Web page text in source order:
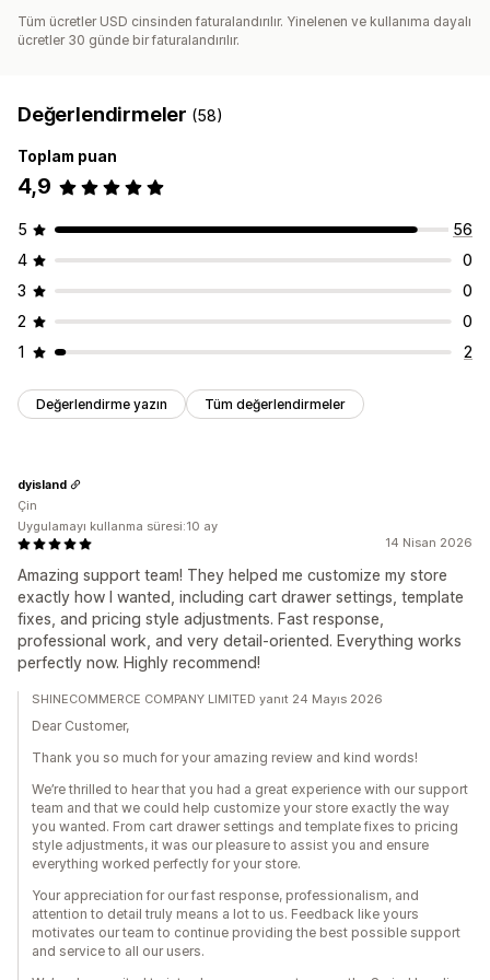
Tüm ücretler USD cinsinden faturalandırılır. Yinelenen ve kullanıma dayalı
ücretler 30 günde bir faturalandırılır.
Değerlendirmeler (58)
Toplam puan
4,9
5
56
4
0
3
0
2
0
1
2
Değerlendirme yazın Tüm değerlendirmeler
14 Nisan 2026
Amazing support team! They helped me customize my store
exactly how I wanted, including cart drawer settings, template
fixes, and pricing style adjustments. Fast response,
professional work, and very detail-oriented. Everything works
perfectly now. Highly recommend!
dyisland
Çin
Uygulamayı kullanma süresi:10 ay
SHINECOMMERCE COMPANY LIMITED yanıt 24 Mayıs 2026
Dear Customer,
Thank you so much for your amazing review and kind words!
We’re thrilled to hear that you had a great experience with our support
team and that we could help customize your store exactly the way
you wanted. From cart drawer settings and template fixes to pricing
style adjustments, it was our pleasure to assist you and ensure
everything worked perfectly for your store.
Your appreciation for our fast response, professionalism, and
attention to detail truly means a lot to us. Feedback like yours
motivates our team to continue providing the best possible support
and service to all our users.